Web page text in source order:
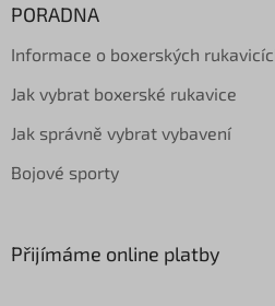
PORADNA
Informace o boxerských
Jak vybrat boxerské rukavice
Jak správně vybrat vybavení
Bojové sporty
Přijímáme online platby